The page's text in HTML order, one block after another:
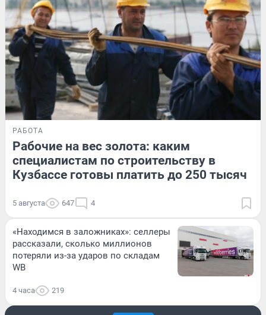
РАБОТА
Рабочие на вес золота: каким
специалистам по строительству в
Кузбассе готовы платить до 250 тысяч
5 августа 647 4
«Находимся в заложниках»: селлеры
рассказали, сколько миллионов
потеряли из-за ударов по складам
WB
4 часа 219